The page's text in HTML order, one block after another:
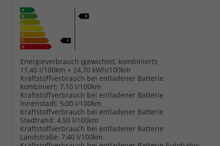
Energieverbrauch (gewichtet, kombiniert):
11,40 l/100km + 24,70 kWh/100km
Kraftstoffverbrauch bei entladener Batterie
kombiniert: 7,10 l/100km
Kraftstoffverbrauch bei entladener Batterie
Innenstadt: 5,00 l/100km
Kraftstoffverbrauch bei entladener Batterie
Stadtrand: 4,50 l/100km
Kraftstoffverbrauch bei entladener Batterie
Landstraße: 7,40 l/100km